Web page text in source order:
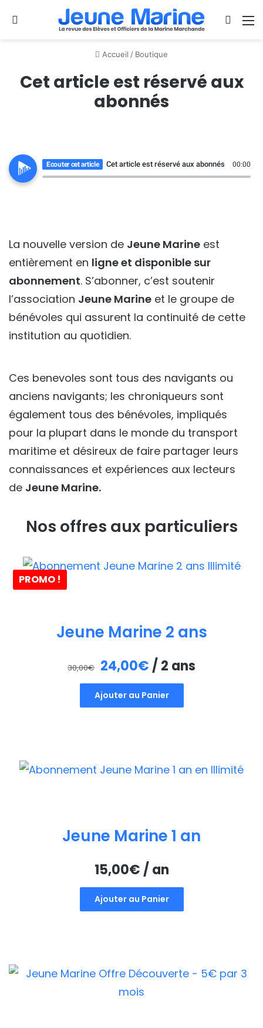
Se connecter
Accueil / Boutique
Cet article est réservé aux
abonnés
Ecouter cet article Cet article est réservé aux abonnés 00:00
La nouvelle version de Jeune Marine est
entièrement en ligne et disponible sur
abonnement. S’abonner, c’est soutenir
l’association Jeune Marine et le groupe de
bénévoles qui assurent la continuité de cette
institution au quotidien.
Ces benevoles sont tous des navigants ou
anciens navigants; les chroniqueurs sont
également tous des bénévoles, impliqués
pour la plupart dans le monde du transport
maritime et désireux de faire partager leurs
connaissances et expériences aux lecteurs
de Jeune Marine.
Nos offres aux particuliers
PROMO !
Jeune Marine 2 ans
30,00€ Le
prix
initial
24,00€ Le
prix
actuel
/ 2 ans
Ajouter au Panier
Jeune Marine 1 an
15,00€ / an
Ajouter au Panier